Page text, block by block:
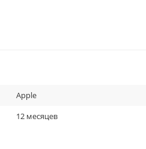
Apple
12 месяцев